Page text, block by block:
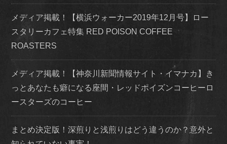
メディア掲載！【横浜ウォーカー2019年12月号】ロー
スタリーカフェ特集 RED POISON COFFEE
ROASTERS
メディア掲載！【神奈川新聞情報サイト・イマナカ】き
っとあなたも癖になる座間・レッドポイズンコーヒーロ
ースターズのコーヒー
まとめ決定版！深煎りと浅煎りはどう違うのか？意外と